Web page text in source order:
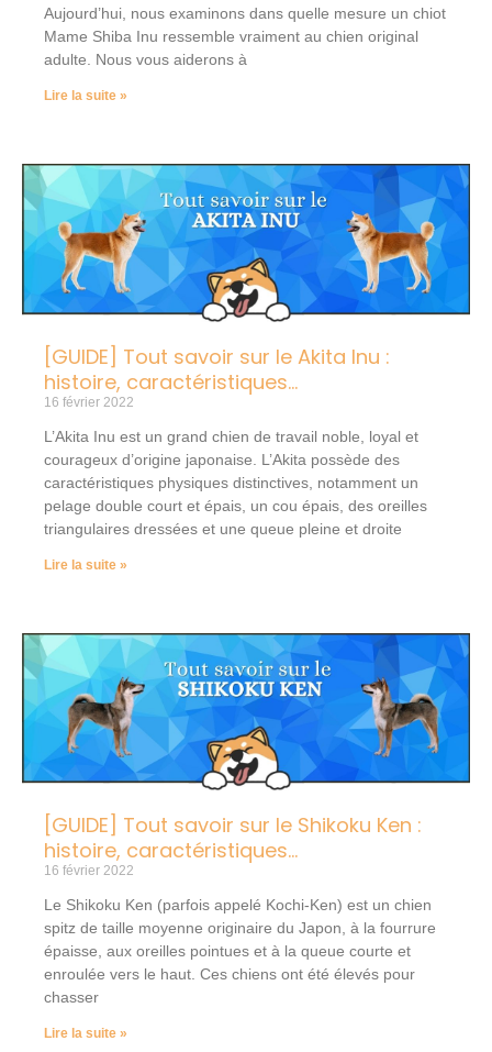
Aujourd’hui, nous examinons dans quelle mesure un chiot
Mame Shiba Inu ressemble vraiment au chien original
adulte. Nous vous aiderons à
Lire la suite »
[GUIDE] Tout savoir sur le Akita Inu :
histoire, caractéristiques…
16 février 2022
L’Akita Inu est un grand chien de travail noble, loyal et
courageux d’origine japonaise. L’Akita possède des
caractéristiques physiques distinctives, notamment un
pelage double court et épais, un cou épais, des oreilles
triangulaires dressées et une queue pleine et droite
Lire la suite »
[GUIDE] Tout savoir sur le Shikoku Ken :
histoire, caractéristiques…
16 février 2022
Le Shikoku Ken (parfois appelé Kochi-Ken) est un chien
spitz de taille moyenne originaire du Japon, à la fourrure
épaisse, aux oreilles pointues et à la queue courte et
enroulée vers le haut. Ces chiens ont été élevés pour
chasser
Lire la suite »